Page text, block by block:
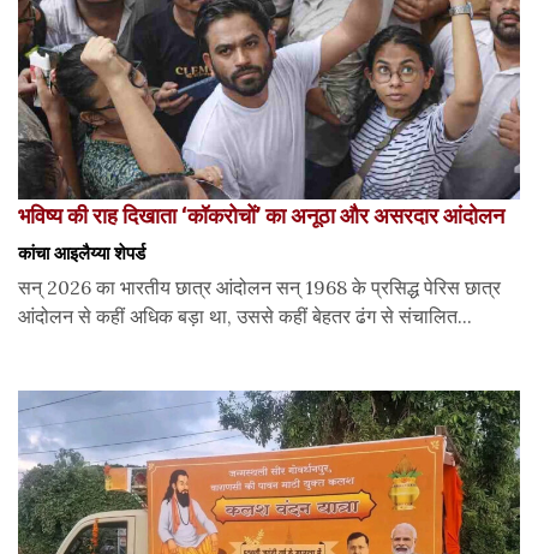
भविष्य की राह दिखाता ‘कॉकरोचों’ का अनूठा और असरदार आंदोलन
कांचा आइलैय्या शेपर्ड
सन् 2026 का भारतीय छात्र आंदोलन सन् 1968 के प्रसिद्ध पेरिस छात्र
आंदोलन से कहीं अधिक बड़ा था, उससे कहीं बेहतर ढंग से संचालित...